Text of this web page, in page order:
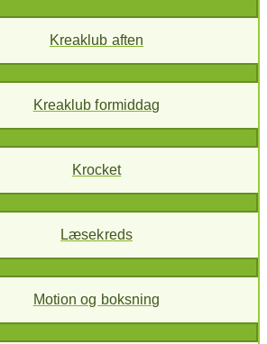
Kreaklub aften
Kreaklub formiddag
Krocket
Læsekreds
Motion og boksning